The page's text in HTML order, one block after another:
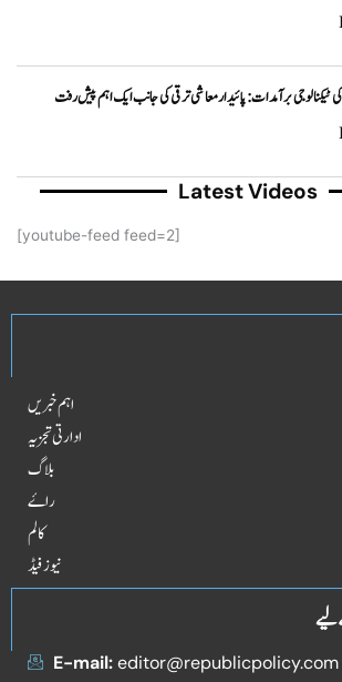
ٹیکنالوجی برآمدات: پائیدار معاشی ترقی کی جانب ایک اہم پیش رفت
Latest Videos
[youtube-feed feed=2]
اہم خبریں
ادارتی تجزیہ
بلاگ
راۓ
کالم
نیوز فیڈ
لیے
E-mail:editor@republicpolicy.com